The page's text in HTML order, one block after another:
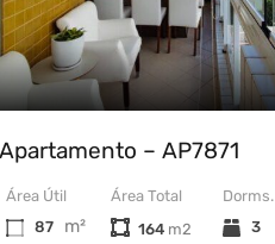
Apartamento – AP7871
Dorms.
3
Área Útil
87
m²
Área Total
164